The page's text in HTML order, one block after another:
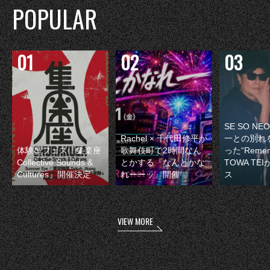
POPULAR
体験型フェス『集楽座
Collective Sounds &
Cultures』開催決定
Rachel × 千代田修平が
歌舞伎町で2時間なん
とかする『なんとかな
れーーッ』開催
SE SO
一との別れ
った
TOWA TEI
ス
VIEW MORE